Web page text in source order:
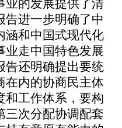
进一步明确了中
涵和中国式现代化
业走中国特色发展
告还明确提出要统
在内的协商民主体
和工作体系，要构
三次分配协调配套